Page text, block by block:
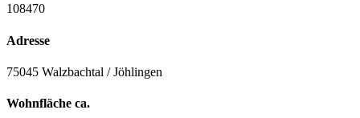
108470
Adresse
75045 Walzbachtal / Jöhlingen
Wohnfläche ca.